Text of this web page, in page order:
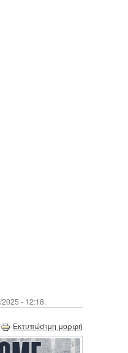
- 12:18.
Εκτυπώσιμη μορφή